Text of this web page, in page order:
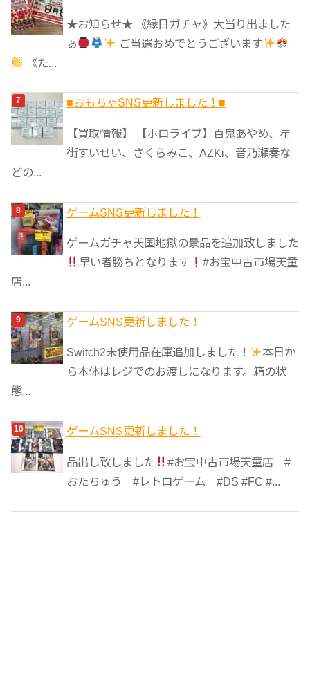
★お知らせ★ 《縁日ガチャ》大当り出ました
ぁ
ご当選おめでとうございます
《た...
■おもちゃSNS更新しました！■
【買取情報】 【ホロライブ】百鬼あやめ、星
街すいせい、さくらみこ、AZKi、音乃瀬奏な
どの...
ゲームSNS更新しました！
ゲームガチャ天国地獄の景品を追加致しました
早い者勝ちとなります
#お宝中古市場天童
店...
ゲームSNS更新しました！
Switch2未使用品在庫追加しました！
本日か
ら本体はレジでのお渡しになります。箱の状
態...
ゲームSNS更新しました！
品出し致しました
#お宝中古市場天童店 #
おたちゅう #レトロゲーム #DS #FC #...